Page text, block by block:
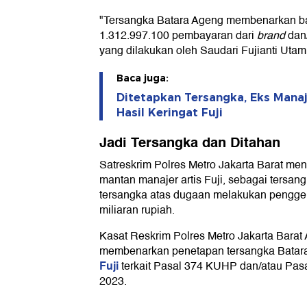
"Tersangka Batara Ageng membenarkan
1.312.997.100 pembayaran dari brand
yang dilakukan oleh Saudari Fujianti
Baca juga:
Ditetapkan Tersangka, Eks
Hasil Keringat Fuji
Jadi Tersangka dan Ditahan
Satreskrim Polres Metro Jakarta Barat
mantan manajer artis Fuji, sebagai
tersangka atas dugaan melakukan
miliaran rupiah.
Kasat Reskrim Polres Metro Jakarta
membenarkan penetapan tersangka
Fujiterkait Pasal 374 KUHP dan/atau
2023.